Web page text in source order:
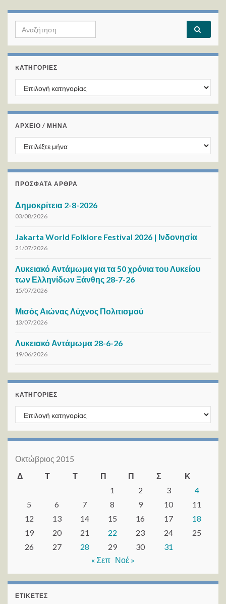
Search for:
KΑΤΗΓΟΡΊΕΣ
Kατηγορίες
ΑΡΧΕΙΟ / ΜΗΝΑ
ΑΡΧΕΙΟ / ΜΗΝΑ
ΠΡΌΣΦΑΤΑ ΆΡΘΡΑ
Δημοκρίτεια 2-8-2026
03/08/2026
Jakarta World Folklore Festival 2026 | Ινδονησία
21/07/2026
Λυκειακό Αντάμωμα για τα 50 χρόνια του Λυκείου
των Ελληνίδων Ξάνθης 28-7-26
15/07/2026
Μισός Αιώνας Λύχνος Πολιτισμού
13/07/2026
Λυκειακό Αντάμωμα 28-6-26
19/06/2026
KΑΤΗΓΟΡΊΕΣ
Kατηγορίες
Οκτώβριος 2015
Δ
Τ Τ Π Π Σ
Κ
1
2 3
4
5
6 7 8 9 10
11
12
13 14 15 16 17
18
19
20 21 22 23 24
25
26
27 28 29 30
31
« Σεπ Νοέ »
ΕΤΙΚΈΤΕΣ